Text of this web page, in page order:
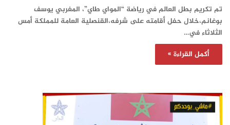
تم تكريم بطل العالم في رياضة “المواي طاي”، المغربي يوسف
بوغانم،خلال حفل أقامته على شرفه،القنصلية العامة للمملكة أمس
الثلاثاء في…
أكمل القراءة »